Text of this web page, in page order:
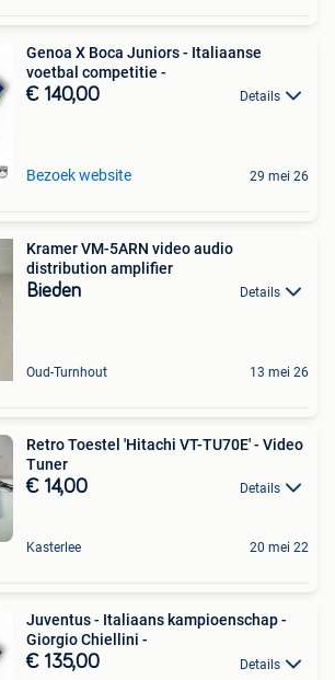
Genoa X Boca Juniors - Italiaanse
voetbal competitie -
€ 140,00 Details
Bezoek website 29 mei 26
Kramer VM-5ARN video audio
distribution amplifier
Bieden Details
Oud-Turnhout 13 mei 26
Retro Toestel 'Hitachi VT-TU70E' - Video
Tuner
€ 14,00 Details
Kasterlee 20 mei 22
Juventus - Italiaans kampioenschap -
Giorgio Chiellini -
€ 135,00 Details